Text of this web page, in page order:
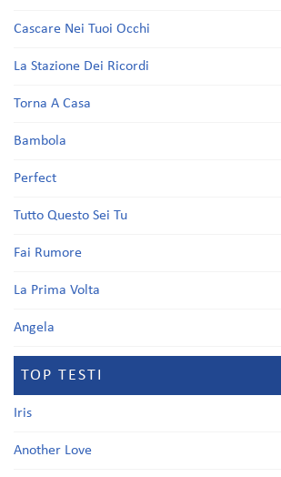
Cascare Nei Tuoi Occhi
La Stazione Dei Ricordi
Torna A Casa
Bambola
Perfect
Tutto Questo Sei Tu
Fai Rumore
La Prima Volta
Angela
TOP TESTI
Iris
Another Love